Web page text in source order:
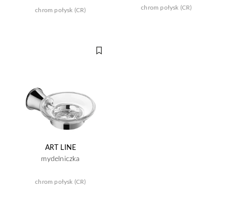
chrom połysk (CR) chrom połysk (CR)
ART LINE
mydelniczka
chrom połysk (CR)